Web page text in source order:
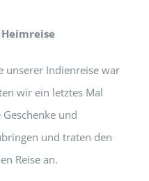
Heimreise
unserer Indienreise war
wir ein letztes Mal
und
und traten den
Reise an.